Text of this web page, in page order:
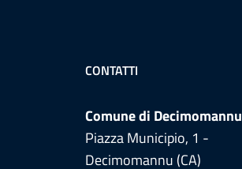
CONTATTI
Comune di Decimomannu
Piazza Municipio, 1 -
Decimomannu (CA)